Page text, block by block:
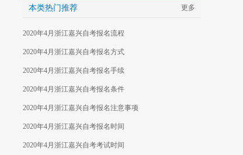
本类热门推荐 更多
2020年4月浙江嘉兴自考报名流程
2020年4月浙江嘉兴自考报名方式
2020年4月浙江嘉兴自考报名手续
2020年4月浙江嘉兴自考报名条件
2020年4月浙江嘉兴自考报名注意事项
2020年4月浙江嘉兴自考报名时间
2020年4月浙江嘉兴自考考试时间